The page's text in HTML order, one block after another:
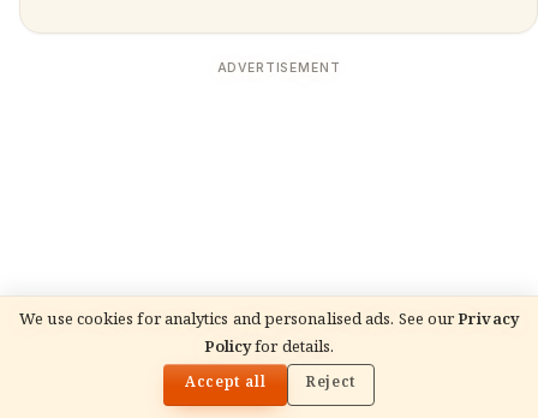
We use cookies for analytics and personalised ads. See ourPrivacy
Policyfor details.
Accept all Reject
ADVERTISEMENT
साप्ताहिक राशिफल 25-31 मई 2026: सभी 12 राशियों के लिए